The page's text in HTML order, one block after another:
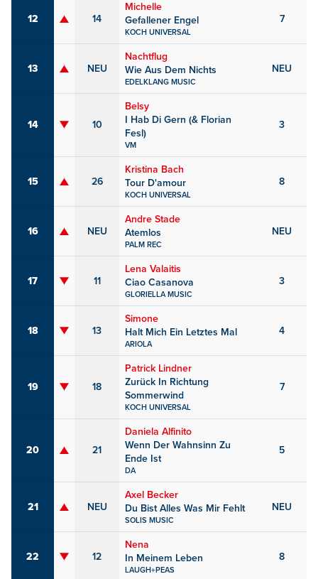
12 14
Michelle
Gefallener Engel
KOCH UNIVERSAL
7
13 NEU
Nachtflug
Wie Aus Dem Nichts
EDELKLANG MUSIC
NEU
14 10
Belsy
I Hab Di Gern (& Florian
Fesl)
VM
3
15 26
Kristina Bach
Tour D'amour
KOCH UNIVERSAL
8
16 NEU
Andre Stade
Atemlos
PALM REC
NEU
17 11
Lena Valaitis
Ciao Casanova
GLORIELLA MUSIC
3
18 13
Simone
Halt Mich Ein Letztes Mal
ARIOLA
4
19 18
Patrick Lindner
Zurück In Richtung
Sommerwind
KOCH UNIVERSAL
7
20 21
Daniela Alfinito
Wenn Der Wahnsinn Zu
Ende Ist
DA
5
21 NEU
Axel Becker
Du Bist Alles Was Mir Fehlt
SOLIS MUSIC
NEU
22 12
Nena
In Meinem Leben
LAUGH+PEAS
8